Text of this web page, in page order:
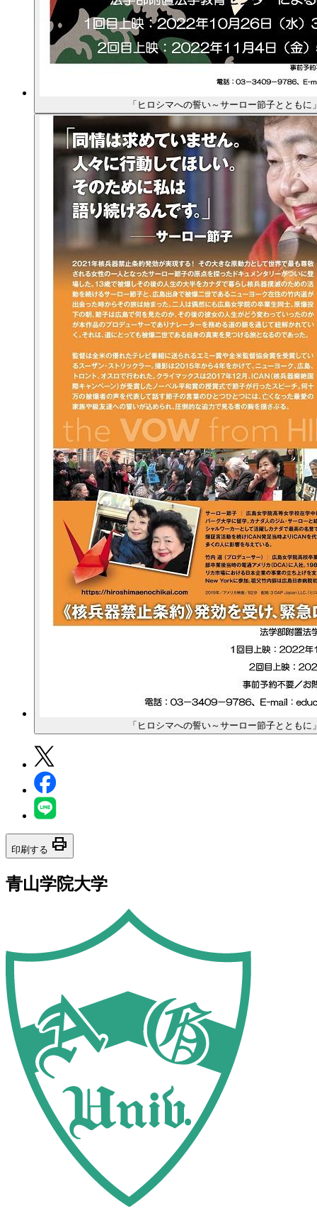
「ヒロシマへの誓い～サーロー節子とともに
「ヒロシマへの誓い～サーロー節子とともに
印刷する print
青山学院大学